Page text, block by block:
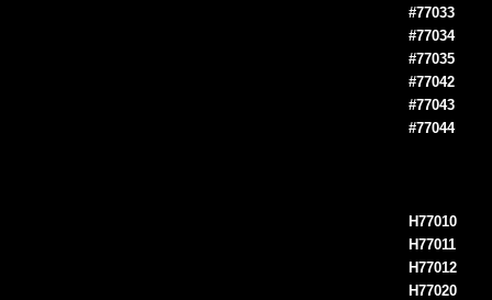
#77033
#77034
#77035
#77042
#77043
#77044
H77010
H77011
H77012
H77020